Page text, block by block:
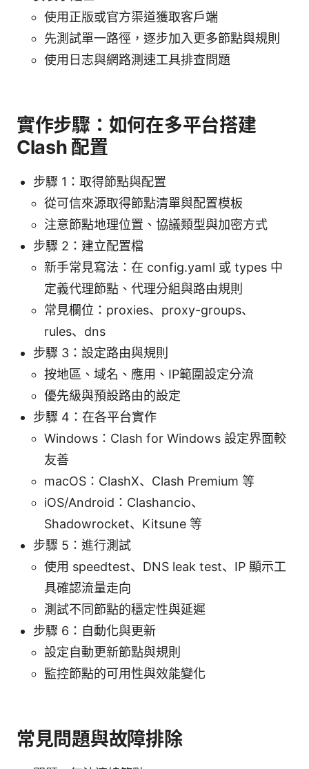
使用正版或官方渠道獲取客戶端
先測試單一路徑，逐步加入更多節點與規則
使用日志與網路測速工具排查問題
實作步驟：如何在多平台搭建
Clash 配置
步驟 1：取得節點與配置
從可信來源取得節點清單與配置模板
注意節點地理位置、協議類型與加密方式
步驟 2：建立配置檔
新手常見寫法：在 config.yaml 或 types 中
定義代理節點、代理分組與路由規則
常見欄位：proxies、proxy-groups、
rules、dns
步驟 3：設定路由與規則
按地區、域名、應用、IP範圍設定分流
優先級與預設路由的設定
步驟 4：在各平台實作
Windows：Clash for Windows 設定界面較
友善
macOS：ClashX、Clash Premium 等
iOS/Android：Clashancio、
Shadowrocket、Kitsune 等
步驟 5：進行測試
使用 speedtest、DNS leak test、IP 顯示工
具確認流量走向
測試不同節點的穩定性與延遲
步驟 6：自動化與更新
設定自動更新節點與規則
監控節點的可用性與效能變化
常見問題與故障排除